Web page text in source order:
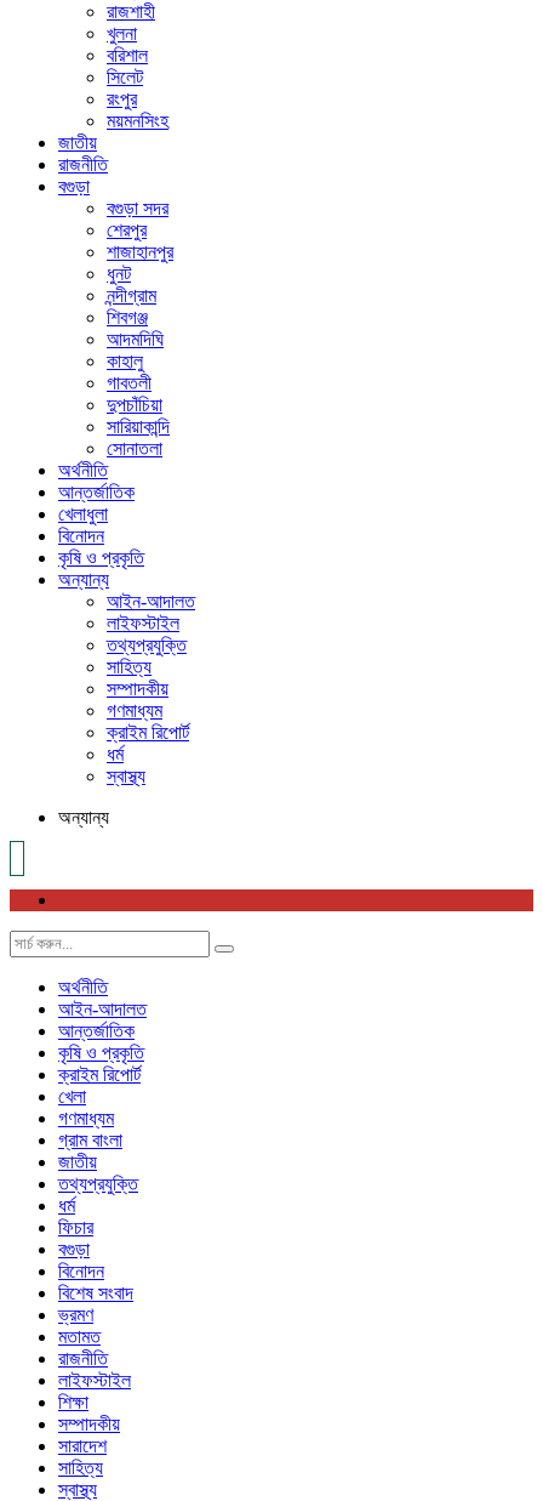
রাজশাহী
খুলনা
বরিশাল
সিলেট
রংপুর
ময়মনসিংহ
জাতীয়
রাজনীতি
বগুড়া
বগুড়া সদর
শেরপুর
শাজাহানপুর
ধুনট
নন্দীগ্রাম
শিবগঞ্জ
আদমদিঘি
কাহালু
গাবতলী
দুপচাঁচিয়া
সারিয়াকান্দি
সোনাতলা
অর্থনীতি
আন্তর্জাতিক
খেলাধুলা
বিনোদন
কৃষি ও প্রকৃতি
অন্যান্য
আইন-আদালত
লাইফস্টাইল
তথ্যপ্রযুক্তি
সাহিত্য
সম্পাদকীয়
গণমাধ্যম
ক্রাইম রিপোর্ট
ধর্ম
স্বাস্থ্য
অন্যান্য
অর্থনীতি
আইন-আদালত
আন্তর্জাতিক
কৃষি ও প্রকৃতি
ক্রাইম রিপোর্ট
খেলা
গণমাধ্যম
গ্রাম বাংলা
জাতীয়
তথ্যপ্রযুক্তি
ধর্ম
ফিচার
বগুড়া
বিনোদন
বিশেষ সংবাদ
ভ্রমণ
মতামত
রাজনীতি
লাইফস্টাইল
শিক্ষা
সম্পাদকীয়
সারাদেশ
সাহিত্য
স্বাস্থ্য